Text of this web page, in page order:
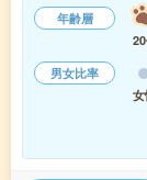
年齢層
男女比率